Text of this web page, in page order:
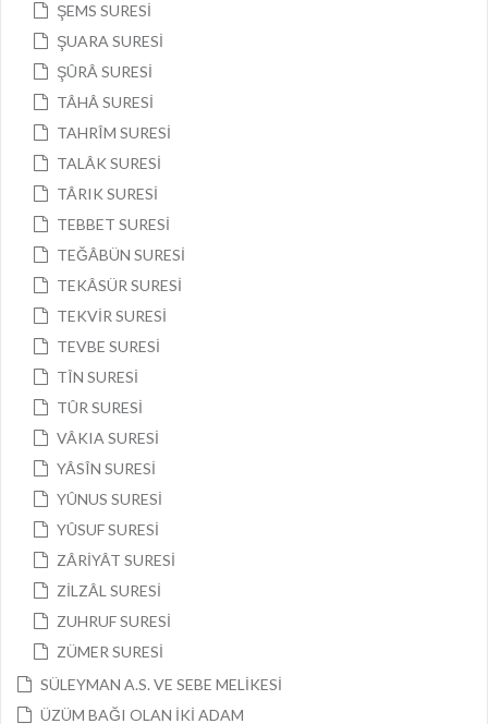
ŞEMS SURESİ
ŞUARA SURESİ
ŞÛRÂ SURESİ
TÂHÂ SURESİ
TAHRÎM SURESİ
TALÂK SURESİ
TÂRIK SURESİ
TEBBET SURESİ
TEĞÂBÜN SURESİ
TEKÂSÜR SURESİ
TEKVİR SURESİ
TEVBE SURESİ
TÎN SURESİ
TÛR SURESİ
VÂKIA SURESİ
YÂSÎN SURESİ
YÛNUS SURESİ
YÛSUF SURESİ
ZÂRİYÂT SURESİ
ZİLZÂL SURESİ
ZUHRUF SURESİ
ZÜMER SURESİ
SÜLEYMAN A.S. VE SEBE MELİKESİ
ÜZÜM BAĞI OLAN İKİ ADAM